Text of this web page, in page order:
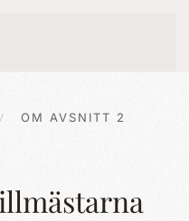
OM AVSNITT 2